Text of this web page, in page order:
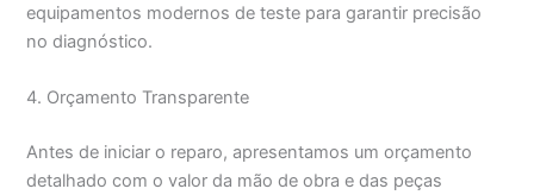
equipamentos modernos de teste para garantir precisão
no diagnóstico.
4. Orçamento Transparente
Antes de iniciar o reparo, apresentamos um orçamento
detalhado com o valor da mão de obra e das peças